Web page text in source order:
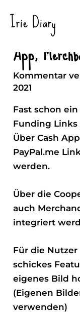
Inhalt
Irie Diary
Spotify –
App,
Kommentar
2021
Fast schon
Funding
Über Cash
PayPal.me
werden.
Über die
auch
integriert
Für die
schickes
eigenes Bild
(Eigenen
verwenden)